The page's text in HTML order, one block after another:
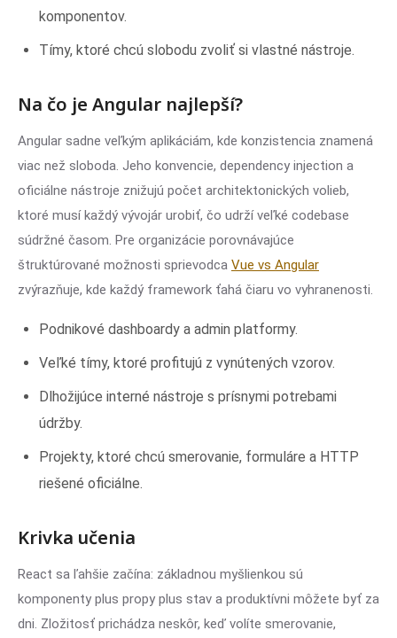
komponentov.
Tímy, ktoré chcú slobodu zvoliť si vlastné nástroje.
Na čo je Angular najlepší?
Angular sadne veľkým aplikáciám, kde konzistencia znamená
viac než sloboda. Jeho konvencie, dependency injection a
oficiálne nástroje znižujú počet architektonických volieb,
ktoré musí každý vývojár urobiť, čo udrží veľké codebase
súdržné časom. Pre organizácie porovnávajúce
štruktúrované možnosti sprievodca Vue vs Angular
zvýrazňuje, kde každý framework ťahá čiaru vo vyhranenosti.
Podnikové dashboardy a admin platformy.
Veľké tímy, ktoré profitujú z vynútených vzorov.
Dlhožijúce interné nástroje s prísnymi potrebami
údržby.
Projekty, ktoré chcú smerovanie, formuláre a HTTP
riešené oficiálne.
Krivka učenia
React sa ľahšie začína: základnou myšlienkou sú
komponenty plus propy plus stav a produktívni môžete byť za
dni. Zložitosť prichádza neskôr, keď volíte smerovanie,